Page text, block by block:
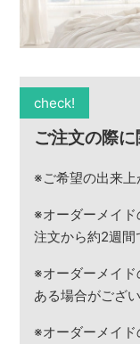
check!
ご注文の際
※ご希望の出来上
※オーダーメイ
注文から約2週間
※オーダーメイ
ある場合がござい
※オーダーメイ